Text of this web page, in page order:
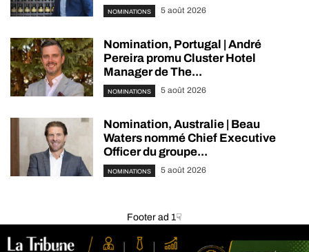
NOMINATIONS 5 août 2026
Nomination, Portugal | André
Pereira promu Cluster Hotel
Manager de The...
NOMINATIONS 5 août 2026
Nomination, Australie | Beau
Waters nommé Chief Executive
Officer du groupe...
NOMINATIONS 5 août 2026
Footer ad 1☟